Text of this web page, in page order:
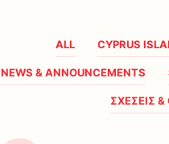
ALL CYPRUS
NEWS & ANNOUNCEMENTS
ΣΧΕΣΕΙΣ &